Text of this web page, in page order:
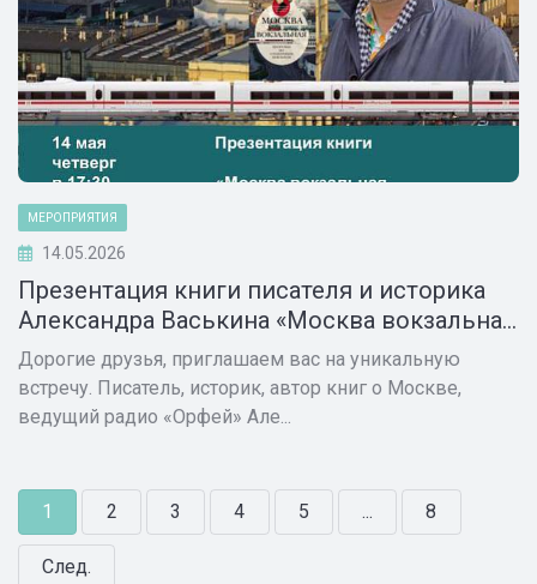
МЕРОПРИЯТИЯ
14.05.2026
Презентация книги писателя и историка
Александра Васькина «Москва вокзальна...
Дорогие друзья, приглашаем вас на уникальную
встречу. Писатель, историк, автор книг о Москве,
ведущий радио «Орфей» Але...
1 2 3 4 5 ... 8
След.